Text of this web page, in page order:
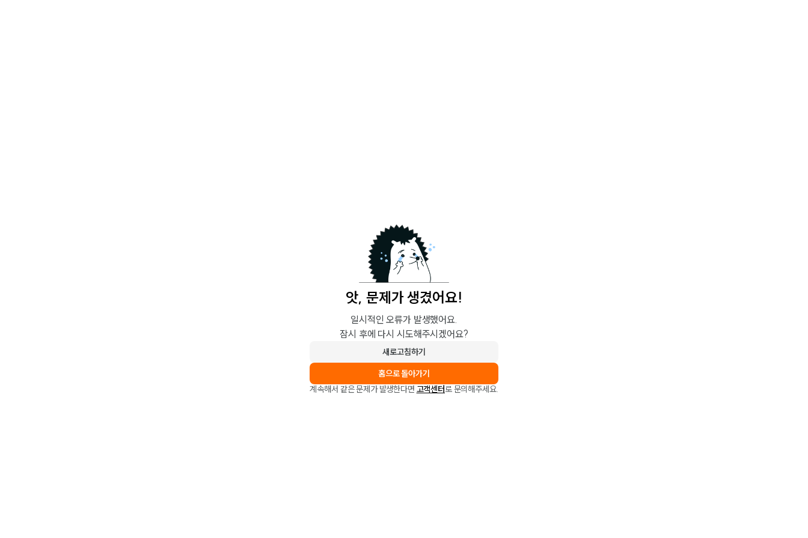
앗, 문제가 생겼어요!
일시적인 오류가 발생했어요.
잠시 후에 다시 시도해주시겠어요?
새로고침하기
홈으로 돌아가기
계속해서 같은 문제가 발생한다면 고객센터로 문의해주세요.